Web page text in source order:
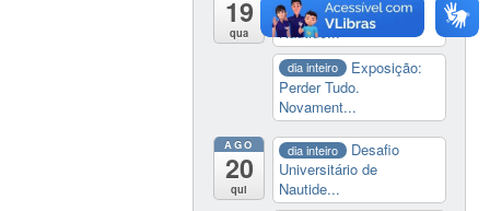
19
qua
Universitário de
Nautide...
dia inteiro
Exposição:
Perder Tudo.
Novament...
AGO
20
qui
dia inteiro
Desafio
Universitário de
Nautide...